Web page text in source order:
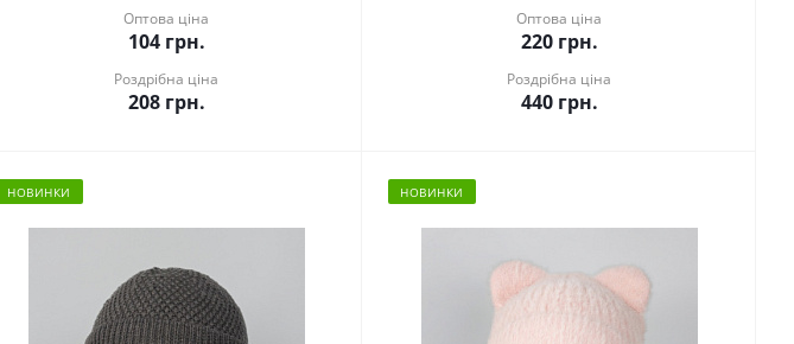
Оптова ціна
104грн.
Роздрібна ціна
208грн.
Оптова ціна
220грн.
Роздрібна ціна
440грн.
НОВИНКИ НОВИНКИ